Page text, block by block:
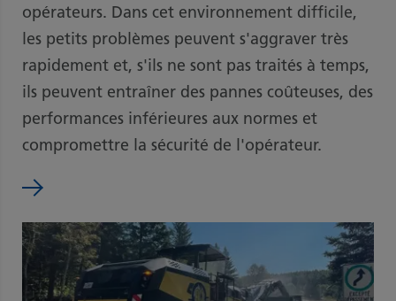
opérateurs. Dans cet environnement difficile,
les petits problèmes peuvent s'aggraver très
rapidement et, s'ils ne sont pas traités à temps,
ils peuvent entraîner des pannes coûteuses, des
performances inférieures aux normes et
compromettre la sécurité de l'opérateur.